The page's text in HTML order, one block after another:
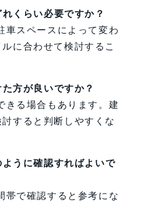
くらい必要ですか？
車スペースによって変わ
に合わせて検討するこ
方が良いですか？
きる場合もあります。建
すると判断しやすくな
うに確認すればよいで
帯で確認すると参考にな